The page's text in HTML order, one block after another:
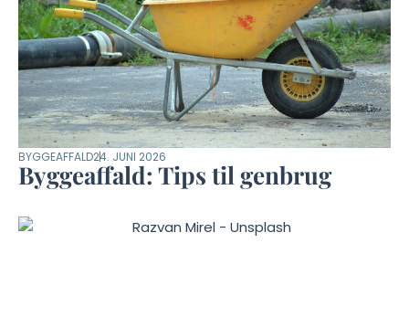
BYGGEAFFALD24. JUNI 2026
Byggeaffald: Tips til genbrug